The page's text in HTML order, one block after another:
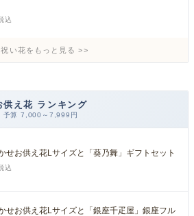
込
祝い花をもっと見る
供え花 ランキング
予算 7,000～7,999円
せお供え花Lサイズと「葵乃舞」ギフトセット
込
せお供え花Lサイズと「銀座千疋屋」銀座フル